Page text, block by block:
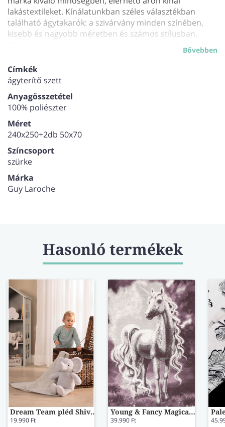
lakástextileket. Kínálatunkban széles választékban
található ágytakarók: a szivárvány minden színében,
kisebb és nagyobb méretben és számos stílusban.
Nálunk biztosan mindenki megtalálja a hálószobájába
legmegfelelőbb darabot, amit aztán évekig csodálhat
otthonában.
Bővebben
Címkék
ágyterítő szett
Anyagösszetétel
100% poliészter
Méret
240x250+2db 50x70
Színcsoport
szürke
Márka
Guy Laroche
Hasonló termékek
Dream Team pléd Shiva elefánt plüssfigurával
19.990 Ft
Young & Fancy Magical pléd
39.990 Ft